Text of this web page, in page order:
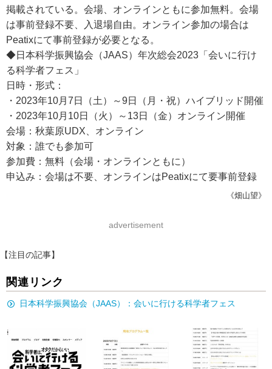
掲載されている。会場、オンラインともに参加無料。会場
は事前登録不要、入退場自由。オンライン参加の場合は
Peatixにて事前登録が必要となる。
◆日本科学振興協会（JAAS）年次総会2023「会いに行け
る科学者フェス」
日時・形式：
・2023年10月7日（土）～9日（月・祝）ハイブリッド開催
・2023年10月10日（火）～13日（金）オンライン開催
会場：秋葉原UDX、オンライン
対象：誰でも参加可
参加費：無料（会場・オンラインともに）
申込み：会場は不要、オンラインはPeatixにて要事前登録
《畑山望》
advertisement
【注目の記事】
関連リンク
日本科学振興協会（JAAS）：会いに行ける科学者フェス